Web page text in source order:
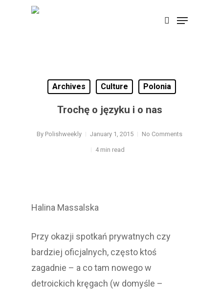
search
Menu
Archives Culture Polonia
Trochę o języku i o nas
By Polishweekly January 1, 2015 No Comments
4 min read
Halina Massalska
Przy okazji spotkań prywatnych czy
bardziej oficjalnych, często ktoś
zagadnie – a co tam nowego w
detroickich kręgach (w domyśle –